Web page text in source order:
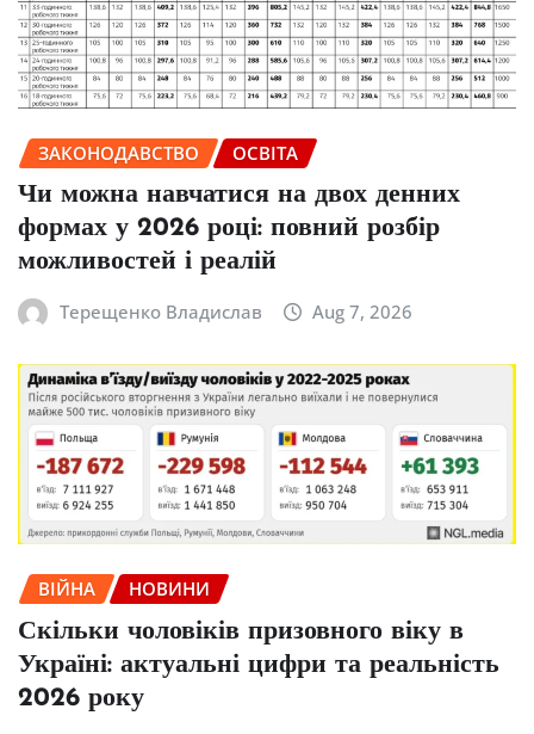
ЗАКОНОДАВСТВО ОСВІТА
Чи можна навчатися на двох денних
формах у 2026 році: повний розбір
можливостей і реалій
Терещенко Владислав Aug 7, 2026
ВІЙНА НОВИНИ
Скільки чоловіків призовного віку в
Україні: актуальні цифри та реальність
2026 року